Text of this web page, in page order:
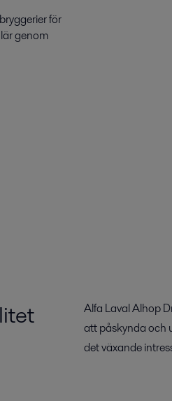
för
genom
Alfa Laval Alhop
att påskynda och
det växande